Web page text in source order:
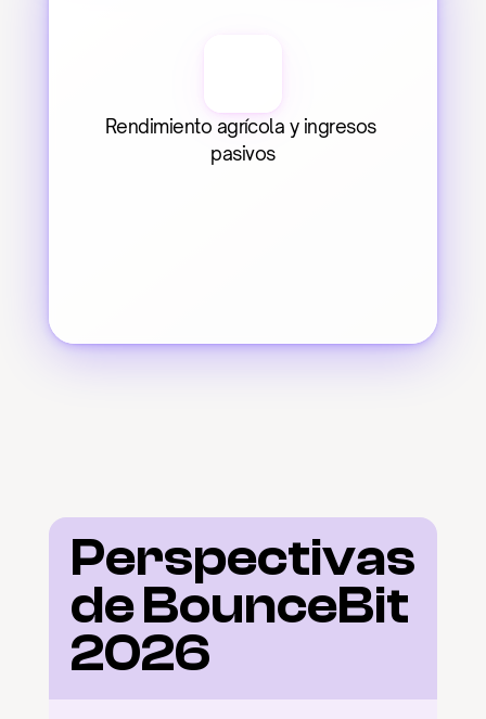
Rendimiento agrícola y ingresos
pasivos
Perspectivas
de BounceBit
2026